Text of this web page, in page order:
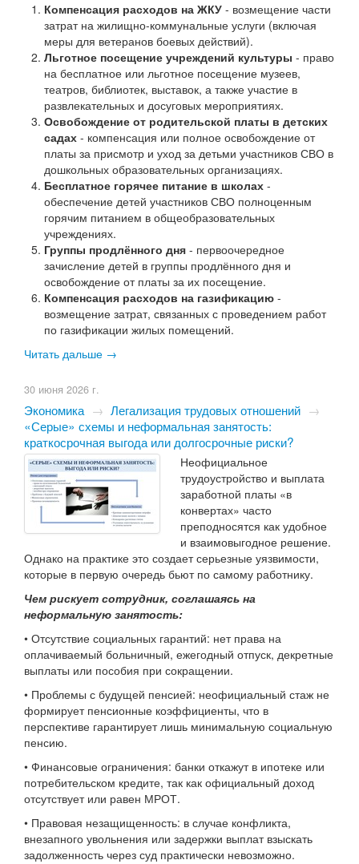
Компенсация расходов на ЖКУ - возмещение части
затрат на жилищно-коммунальные услуги (включая
меры для ветеранов боевых действий).
Льготное посещение учреждений культуры - право
на бесплатное или льготное посещение музеев,
театров, библиотек, выставок, а также участие в
развлекательных и досуговых мероприятиях.
Освобождение от родительской платы в детских
садах - компенсация или полное освобождение от
платы за присмотр и уход за детьми участников СВО в
дошкольных образовательных организациях.
Бесплатное горячее питание в школах -
обеспечение детей участников СВО полноценным
горячим питанием в общеобразовательных
учреждениях.
Группы продлённого дня - первоочередное
зачисление детей в группы продлённого дня и
освобождение от платы за их посещение.
Компенсация расходов на газификацию -
возмещение затрат, связанных с проведением работ
по газификации жилых помещений.
Читать дальше →
30 июня 2026 г.
Экономика → Легализация трудовых отношений →
«Серые» схемы и неформальная занятость:
краткосрочная выгода или долгосрочные риски?
Неофициальное
трудоустройство и выплата
заработной платы «в
конвертах» часто
преподносятся как удобное
и взаимовыгодное решение.
Однако на практике это создает серьезные уязвимости,
которые в первую очередь бьют по самому работнику.
Чем рискует сотрудник, соглашаясь на
неформальную занятость:
• Отсутствие социальных гарантий: нет права на
оплачиваемый больничный, ежегодный отпуск, декретные
выплаты или пособия при сокращении.
• Проблемы с будущей пенсией: неофициальный стаж не
формирует пенсионные коэффициенты, что в
перспективе гарантирует лишь минимальную социальную
пенсию.
• Финансовые ограничения: банки откажут в ипотеке или
потребительском кредите, так как официальный доход
отсутствует или равен МРОТ.
• Правовая незащищенность: в случае конфликта,
внезапного увольнения или задержки выплат взыскать
задолженность через суд практически невозможно.